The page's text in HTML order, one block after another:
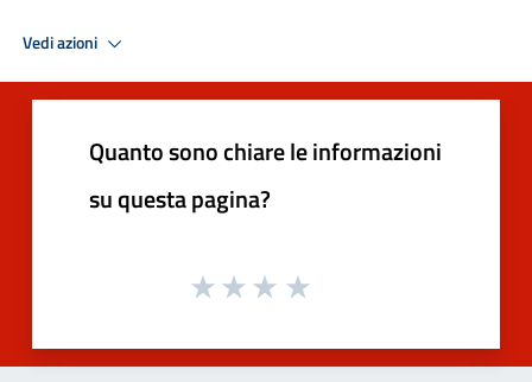
Vedi azioni
Quanto sono chiare le informazioni
su questa pagina?